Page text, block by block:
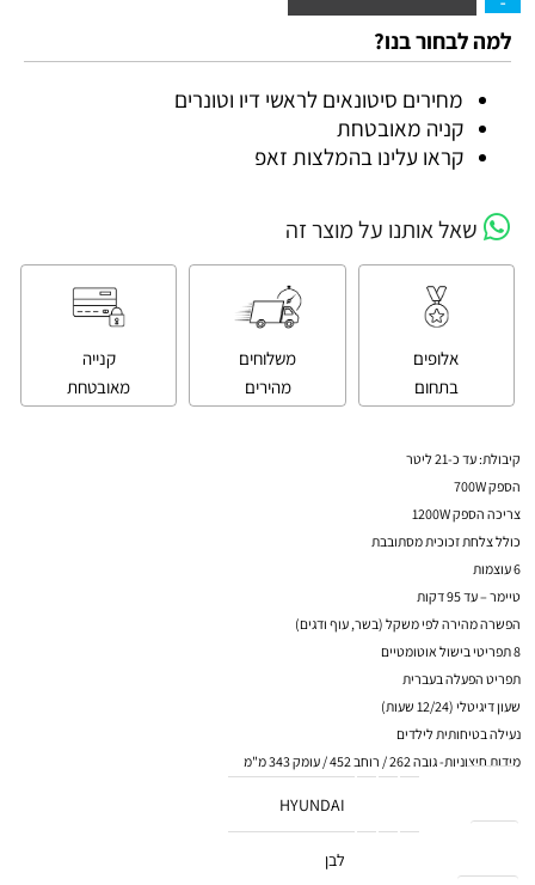
למה לבחור בנו?
מחירים סיטונאים לראשי דיו וטונרים
קניה מאובטחת
קראו עלינו בהמלצות זאפ
שאל אותנו על מוצר זה
אלופים
בתחום
משלוחים
מהירים
קנייה
מאובטחת
קיבולת: עד כ-21 ליטר
הספק 700W
צריכה הספק 1200W
כולל צלחת זכוכית מסתובבת
6 עוצמות
טיימר – עד 95 דקות
הפשרה מהירה לפי משקל (בשר, עוף ודגים)
8 תפריטי בישול אוטומטיים
תפריט הפעלה בעברית
שעון דיגיטלי (12/24 שעות)
נעילה בטיחותית לילדים
מידות חיצוניות- גובה 262 / רוחב 452 / עומק 343 מ"מ
HYUNDAI
לבן